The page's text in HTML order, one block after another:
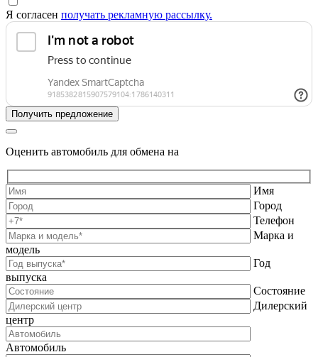
Я согласен получать рекламную рассылку.
Оценить автомобиль для обмена на
Имя
Город
Телефон
Марка и
модель
Год
выпуска
Состояние
Дилерский
центр
Автомобиль